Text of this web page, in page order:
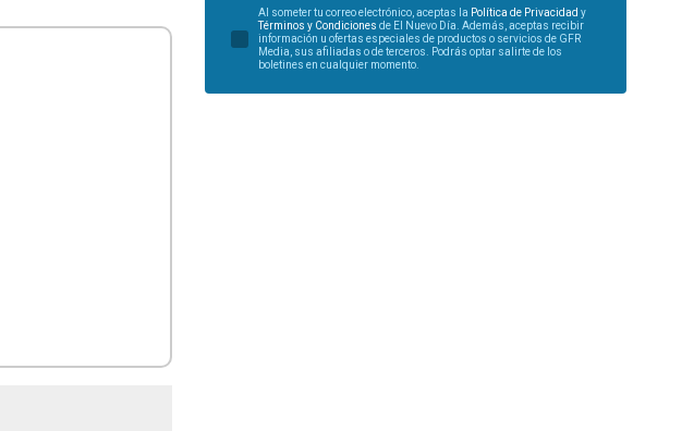
Al someter tu correo electrónico, aceptas la Política de Privacidad y
Términos y Condiciones de El Nuevo Día. Además, aceptas recibir
información u ofertas especiales de productos o servicios de GFR
Media, sus afiliadas o de terceros. Podrás optar salirte de los
boletines en cualquier momento.